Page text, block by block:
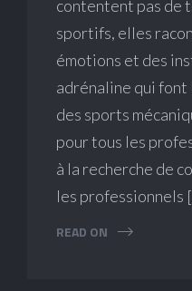
contentent pas de
sportifs, elles
émotions et des
adrénaline qui font
des sports
pour tous les
à la recherche de
les professionnels
READ ON